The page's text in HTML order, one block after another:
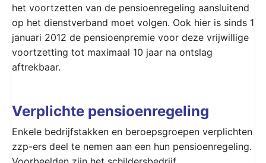
het voortzetten van de pensioenregeling aansluitend
op het dienstverband moet volgen. Ook hier is sinds 1
januari 2012 de pensioenpremie voor deze vrijwillige
voortzetting tot maximaal 10 jaar na ontslag
aftrekbaar.
Verplichte pensioenregeling
Enkele bedrijfstakken en beroepsgroepen verplichten
zzp-ers deel te nemen aan een hun pensioenregeling.